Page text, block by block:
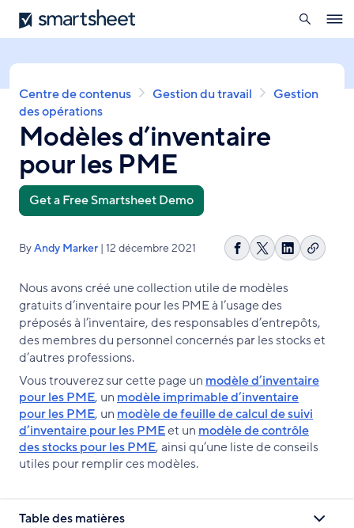
Aller
au
principal
Smartsheet
ouverte
Fil
d'Ariane
Centre de contenus Gestion du travail
Gestion
des opérations
Modèles d’inventaire
pour les PME
Get a Free Smartsheet Demo
ByAndy Marker | 12 décembre 2021
Partager
Facebook
Share
X
Partager
LinkedIn
Copier
Nous avons créé une collection utile de modèles
gratuits d’inventaire pour les PME à l’usage des
préposés à l’inventaire, des responsables d’entrepôts,
des membres du personnel concernés par les stocks et
d’autres professions.
Vous trouverez sur cette page un modèle d’inventaire
pour les PME, un modèle imprimable d’inventaire
pour les PME, un modèle de feuille de calcul de suivi
d’inventaire pour les PMEet un modèle de contrôle
des stocks pour les PME, ainsi qu’une liste de conseils
utiles pour remplir ces modèles.
Table des matières